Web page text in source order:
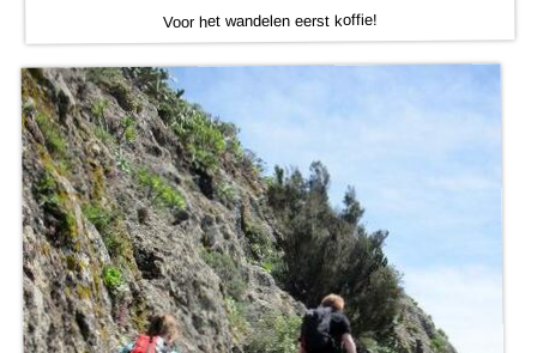
Voor het wandelen eerst koffie!